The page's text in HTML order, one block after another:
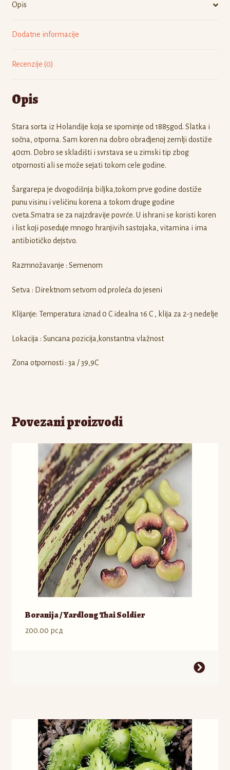
Opis
Dodatne informacije
Recenzije (0)
Opis
Stara sorta iz Holandije koja se spominje od 1885god. Slatka i
sočna, otporna. Sam koren na dobro obradjenoj zemlji dostiže
40cm. Dobro se skladišti i svrstava se u zimski tip zbog
otpornosti ali se može sejati tokom cele godine.
Šargarepa je dvogodišnja biljka,tokom prve godine dostiže
punu visinu i veličinu korena a tokom druge godine
cveta.Smatra se za najzdravije povrće. U ishrani se koristi koren
i list koji poseduje mnogo hranjivih sastojaka, vitamina i ima
antibiotičko dejstvo.
Razmnožavanje : Semenom
Setva : Direktnom setvom od proleća do jeseni
Klijanje: Temperatura iznad 0 C idealna 16 C , klija za 2-3 nedelje
Lokacija : Suncana pozicija,konstantna vlažnost
Zona otpornosti : 3a / 39,9C
Povezani proizvodi
Boranija / Yardlong Thai Soldier
200.00 рсд
varijanti.
Opcije
mogu